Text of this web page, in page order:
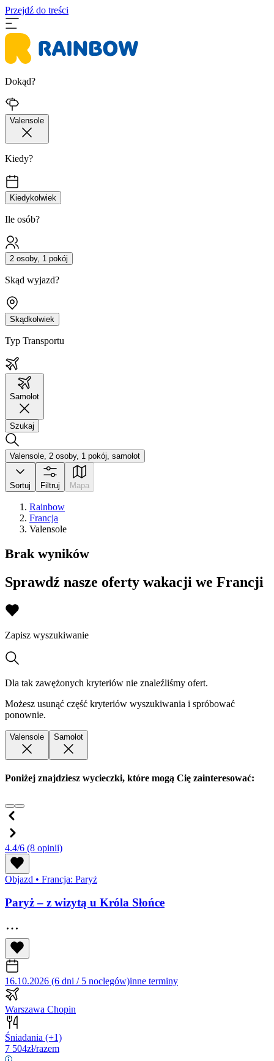
Przejdź do treści
Dokąd?
Valensole
Kiedy?
Kiedykolwiek
Ile osób?
2 osoby, 1 pokój
Skąd wyjazd?
Skądkolwiek
Typ Transportu
Samolot
Szukaj
Valensole, 2 osoby, 1 pokój, samolot
Sortuj Filtruj Mapa
Rainbow
Francja
Valensole
Brak wyników
Sprawdź nasze oferty wakacji we Francji
Zapisz wyszukiwanie
Dla tak zawężonych kryteriów nie znaleźliśmy ofert.
Możesz usunąć część kryteriów wyszukiwania i spróbować
ponownie.
Valensole Samolot
Poniżej znajdziesz wycieczki, które mogą Cię zainteresować:
4.4/6 (8 opinii)
Objazd • Francja: Paryż
Paryż – z wizytą u Króla Słońce
16.10.2026 (6 dni / 5 noclegów)inne terminy
Warszawa Chopin
Śniadania (+1)
7 504zł/razem